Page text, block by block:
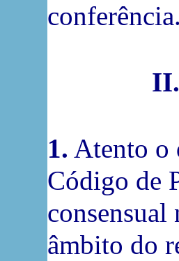
1. Atento o
Código de
âmbito do